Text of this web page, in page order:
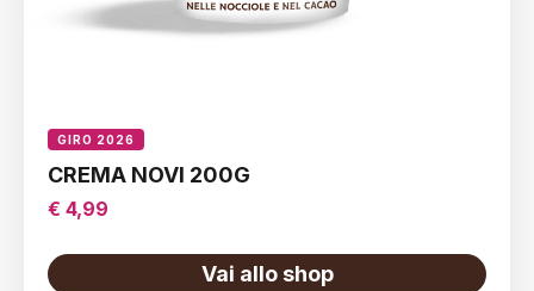
GIRO 2026
CREMA NOVI 200G
€ 4,99
Vai allo shop